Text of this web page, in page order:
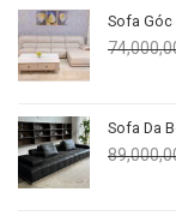
Sofa Góc
Sofa Da